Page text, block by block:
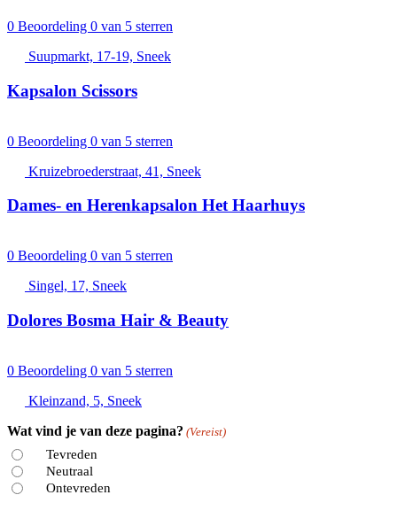
0 Beoordeling 0 van 5 sterren
Suupmarkt, 17-19, Sneek
Kapsalon Scissors
0 Beoordeling 0 van 5 sterren
Kruizebroederstraat, 41, Sneek
Dames- en Herenkapsalon Het Haarhuys
0 Beoordeling 0 van 5 sterren
Singel, 17, Sneek
Dolores Bosma Hair & Beauty
0 Beoordeling 0 van 5 sterren
Kleinzand, 5, Sneek
Wat vind je van deze pagina? (Vereist)
Tevreden
Neutraal
Ontevreden